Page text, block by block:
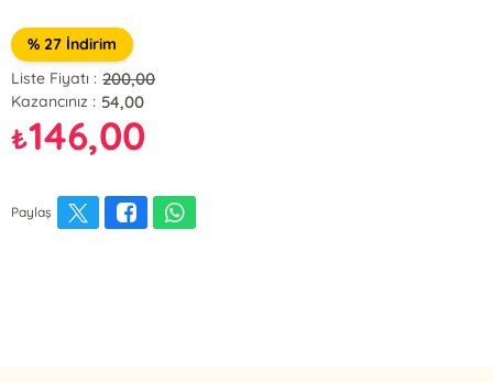
% 27 İndirim
Liste Fiyatı : 200,00
Kazancınız : 54,00
₺146,00
Paylaş